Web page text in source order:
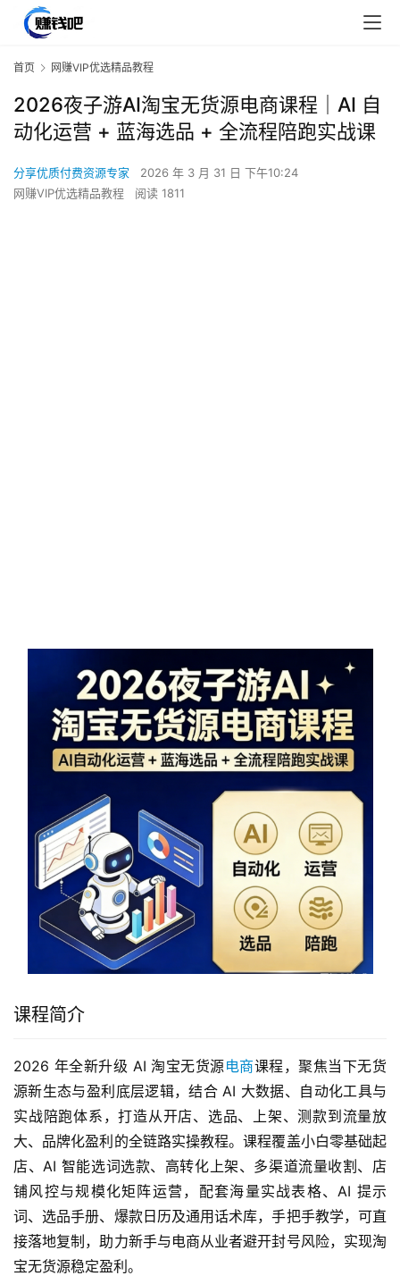
首页 网赚VIP优选精品教程
2026夜子游AI淘宝无货源电商课程｜AI 自
动化运营 + 蓝海选品 + 全流程陪跑实战课
分享优质付费资源专家
2026 年 3 月 31 日 下午10:24
网赚VIP优选精品教程
阅读 1811
课程简介
2026 年全新升级 AI 淘宝无货源电商课程，聚焦当下无货
源新生态与盈利底层逻辑，结合 AI 大数据、自动化工具与
实战陪跑体系，打造从开店、选品、上架、测款到流量放
大、品牌化盈利的全链路实操教程。课程覆盖小白零基础起
店、AI 智能选词选款、高转化上架、多渠道流量收割、店
铺风控与规模化矩阵运营，配套海量实战表格、AI 提示
词、选品手册、爆款日历及通用话术库，手把手教学，可直
接落地复制，助力新手与电商从业者避开封号风险，实现淘
宝无货源稳定盈利。